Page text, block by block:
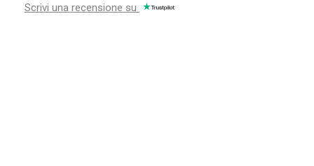
Scrivi una recensione su